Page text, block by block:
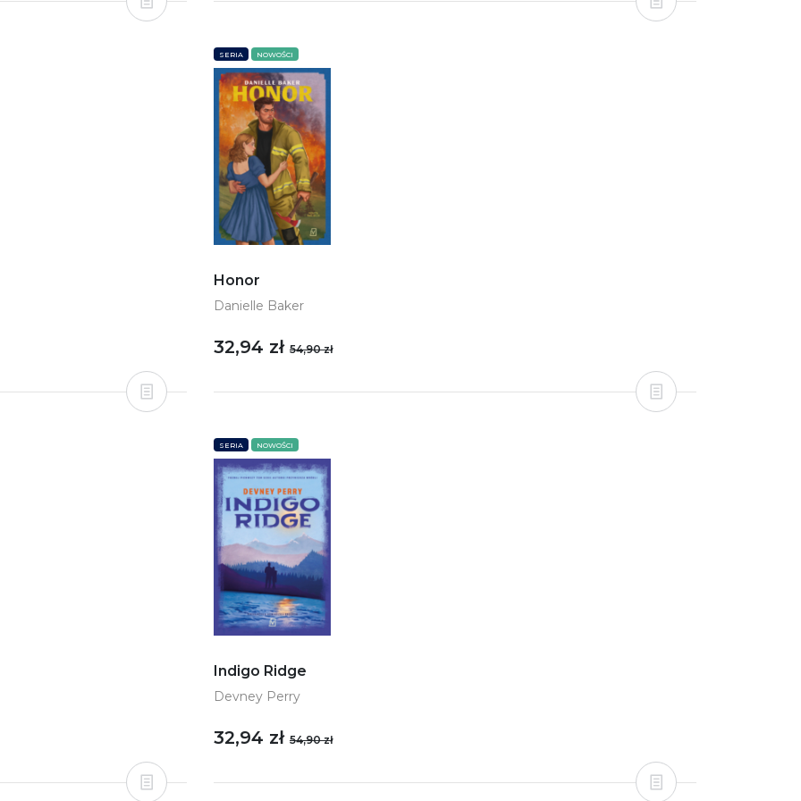
SERIA NOWOŚCI
Honor
Danielle Baker
32,94 zł 54,90 zł
SERIA NOWOŚCI
Indigo Ridge
Devney Perry
32,94 zł 54,90 zł